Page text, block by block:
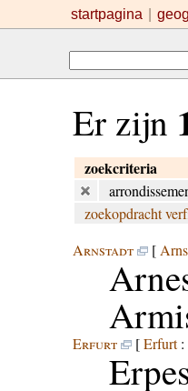
startpagina
Er zijn
zoekcriteria
zoekopdracht
Arnstadt
[
Erfurt [Erfurt: